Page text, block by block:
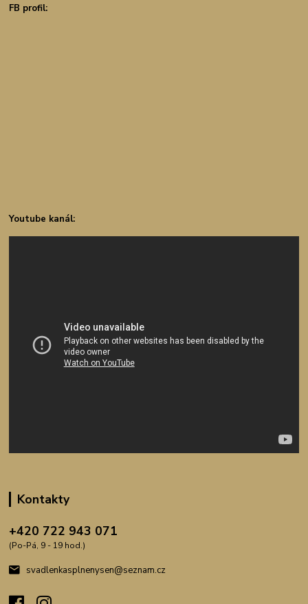
FB profil:
Youtube kanál:
Kontakty
+420 722 943 071
(Po-Pá, 9 - 19 hod.)
svadlenkasplnenysen@seznam.cz